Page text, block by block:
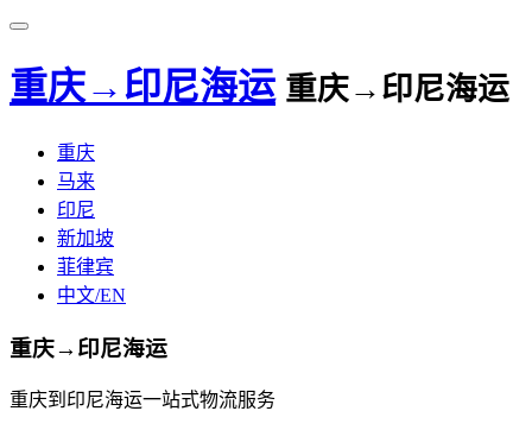
重庆→印尼海运 重庆→印尼海运
重庆
马来
印尼
新加坡
菲律宾
中文/EN
重庆→印尼海运
重庆到印尼海运一站式物流服务